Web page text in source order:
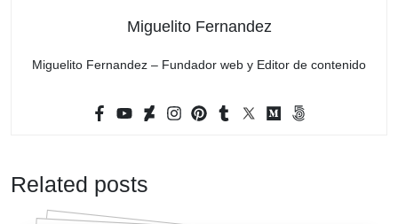
Miguelito Fernandez
Miguelito Fernandez – Fundador web y Editor de contenido
Related posts